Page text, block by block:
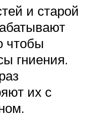
и старой
чтобы
гниения.
их с